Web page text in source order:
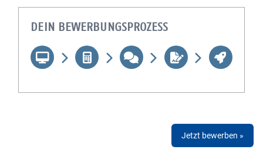
DEIN BEWERBUNGSPROZESS
Jetzt bewerben »